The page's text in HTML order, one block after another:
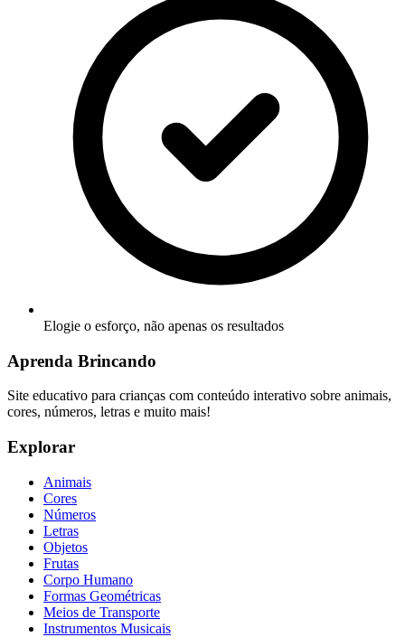
Elogie o esforço, não apenas os resultados
Aprenda Brincando
Site educativo para crianças com conteúdo interativo sobre animais,
cores, números, letras e muito mais!
Explorar
Animais
Cores
Números
Letras
Objetos
Frutas
Corpo Humano
Formas Geométricas
Meios de Transporte
Instrumentos Musicais